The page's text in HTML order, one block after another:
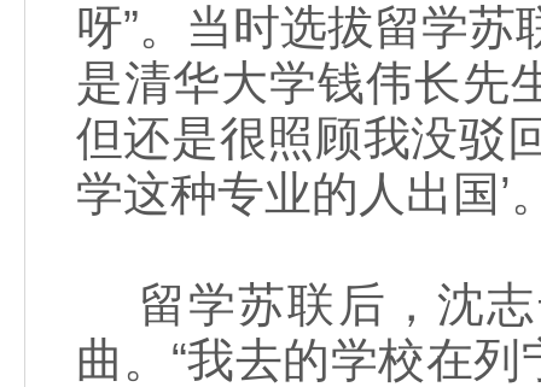
呀”。当时选拔留学
是清华大学钱伟长先
但还是很照顾我没驳
学这种专业的人出国’
留学苏联后，沈志
曲。“我去的学校在